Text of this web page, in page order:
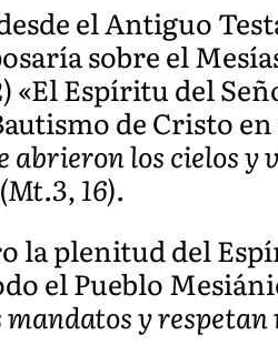
el Antiguo
sobre el
«El Espíritu del
de Cristo
abrieron los cielos y
16).
la plenitud del
el Pueblo
y respetan